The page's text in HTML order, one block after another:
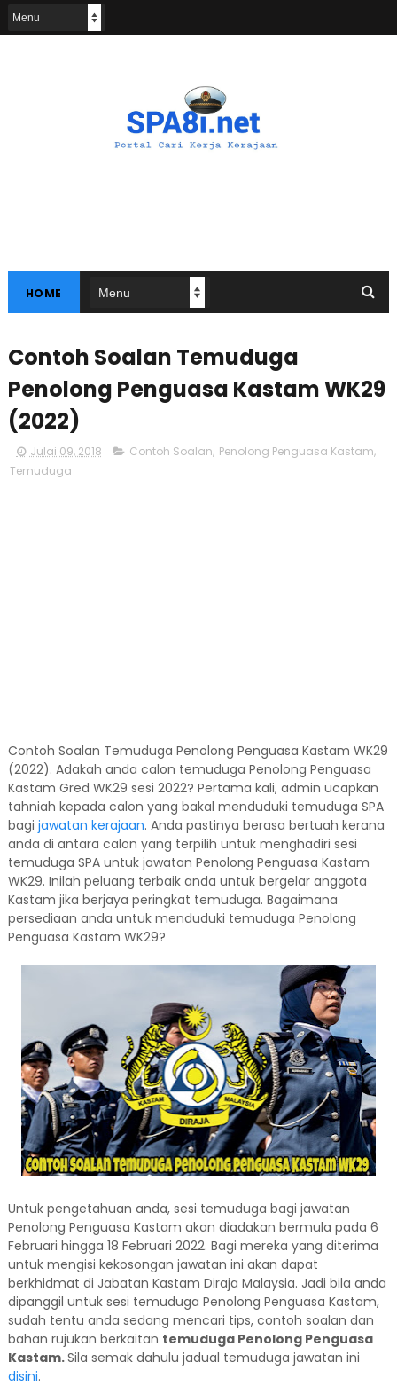
HOME
Contoh Soalan Temuduga
Penolong Penguasa Kastam WK29
(2022)
Julai 09, 2018 Contoh Soalan, Penolong Penguasa Kastam,
Temuduga
Contoh Soalan Temuduga Penolong Penguasa Kastam WK29
(2022). Adakah anda calon temuduga Penolong Penguasa
Kastam Gred WK29 sesi 2022? Pertama kali, admin ucapkan
tahniah kepada calon yang bakal menduduki temuduga SPA
bagi jawatan kerajaan. Anda pastinya berasa bertuah kerana
anda di antara calon yang terpilih untuk menghadiri sesi
temuduga SPA untuk jawatan Penolong Penguasa Kastam
WK29. Inilah peluang terbaik anda untuk bergelar anggota
Kastam jika berjaya peringkat temuduga. Bagaimana
persediaan anda untuk menduduki temuduga Penolong
Penguasa Kastam WK29?
Untuk pengetahuan anda, sesi temuduga bagi jawatan
Penolong Penguasa Kastam akan diadakan bermula pada 6
Februari hingga 18 Februari 2022. Bagi mereka yang diterima
untuk mengisi kekosongan jawatan ini akan dapat
berkhidmat di Jabatan Kastam Diraja Malaysia. Jadi bila anda
dipanggil untuk sesi temuduga Penolong Penguasa Kastam,
sudah tentu anda sedang mencari tips, contoh soalan dan
bahan rujukan berkaitan temuduga Penolong Penguasa
Kastam.Sila semak dahulu jadual temuduga jawatan ini
disini.